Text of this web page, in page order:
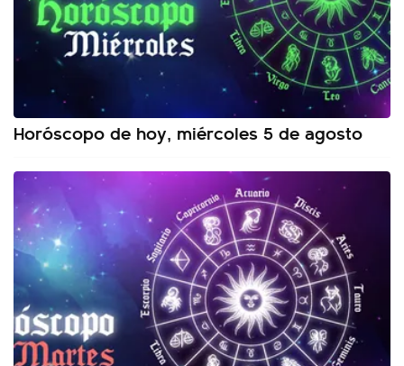
Horóscopo de hoy, miércoles 5 de agosto